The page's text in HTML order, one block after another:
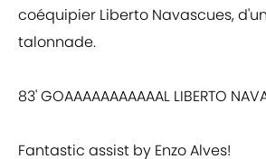
coéquipier Liberto Navascues,
talonnade.
83' GOAAAAAAAAAAAL LIBERTO
Fantastic assist by Enzo Alves!